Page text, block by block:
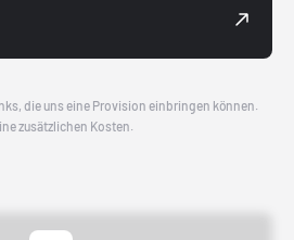
die uns eine Provision einbringen können.
zusätzlichen Kosten.